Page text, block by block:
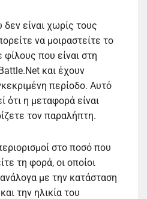
είναι χωρίς τους
να μοιραστείτε το
που είναι στη
και έχουν
περίοδο. Αυτό
ότι η μεταφορά είναι
τον παραλήπτη.
στο ποσό που
τη φορά, οι οποίοι
με την κατάσταση
την ηλικία του